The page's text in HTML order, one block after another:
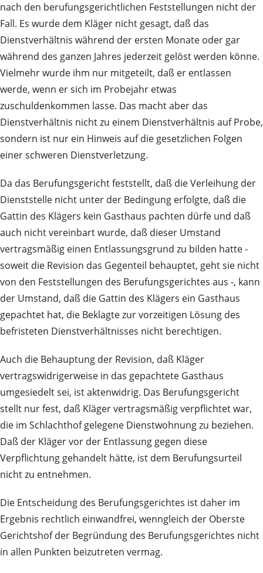
nach den berufungsgerichtlichen Feststellungen nicht der
Fall. Es wurde dem Kläger nicht gesagt, daß das
Dienstverhältnis während der ersten Monate oder gar
während des ganzen Jahres jederzeit gelöst werden könne.
Vielmehr wurde ihm nur mitgeteilt, daß er entlassen
werde, wenn er sich im Probejahr etwas
zuschuldenkommen lasse. Das macht aber das
Dienstverhältnis nicht zu einem Dienstverhältnis auf Probe,
sondern ist nur ein Hinweis auf die gesetzlichen Folgen
einer schweren Dienstverletzung.
Da das Berufungsgericht feststellt, daß die Verleihung der
Dienststelle nicht unter der Bedingung erfolgte, daß die
Gattin des Klägers kein Gasthaus pachten dürfe und daß
auch nicht vereinbart wurde, daß dieser Umstand
vertragsmäßig einen Entlassungsgrund zu bilden hatte -
soweit die Revision das Gegenteil behauptet, geht sie nicht
von den Feststellungen des Berufungsgerichtes aus -, kann
der Umstand, daß die Gattin des Klägers ein Gasthaus
gepachtet hat, die Beklagte zur vorzeitigen Lösung des
befristeten Dienstverhältnisses nicht berechtigen.
Auch die Behauptung der Revision, daß Kläger
vertragswidrigerweise in das gepachtete Gasthaus
umgesiedelt sei, ist aktenwidrig. Das Berufungsgericht
stellt nur fest, daß Kläger vertragsmäßig verpflichtet war,
die im Schlachthof gelegene Dienstwohnung zu beziehen.
Daß der Kläger vor der Entlassung gegen diese
Verpflichtung gehandelt hätte, ist dem Berufungsurteil
nicht zu entnehmen.
Die Entscheidung des Berufungsgerichtes ist daher im
Ergebnis rechtlich einwandfrei, wenngleich der Oberste
Gerichtshof der Begründung des Berufungsgerichtes nicht
in allen Punkten beizutreten vermag.